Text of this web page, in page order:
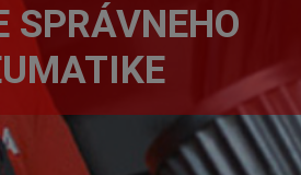
SPRÁVNEHO